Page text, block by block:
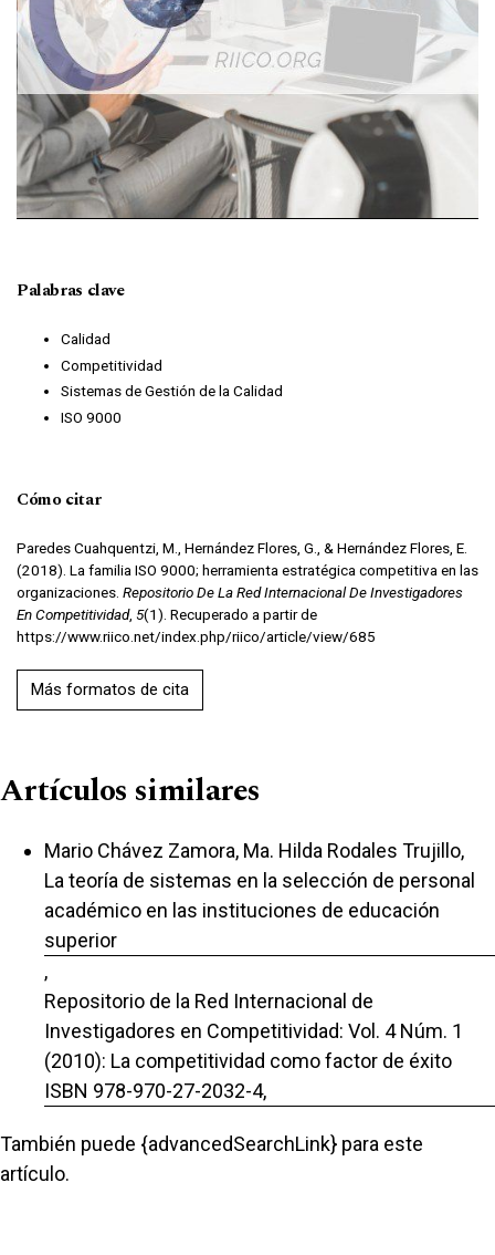
Palabras clave
Calidad
Competitividad
Sistemas de Gestión de la Calidad
ISO 9000
Cómo citar
Paredes Cuahquentzi, M., Hernández Flores, G., & Hernández Flores, E.
(2018). La familia ISO 9000; herramienta estratégica competitiva en las
organizaciones. Repositorio De La Red Internacional De Investigadores
En Competitividad, 5(1). Recuperado a partir de
https://www.riico.net/index.php/riico/article/view/685
Más formatos de cita
Artículos similares
Mario Chávez Zamora, Ma. Hilda Rodales Trujillo,
La teoría de sistemas en la selección de personal
académico en las instituciones de educación
superior
,
Repositorio de la Red Internacional de
Investigadores en Competitividad: Vol. 4 Núm. 1
(2010): La competitividad como factor de éxito
ISBN 978-970-27-2032-4,
También puede {advancedSearchLink} para este
artículo.